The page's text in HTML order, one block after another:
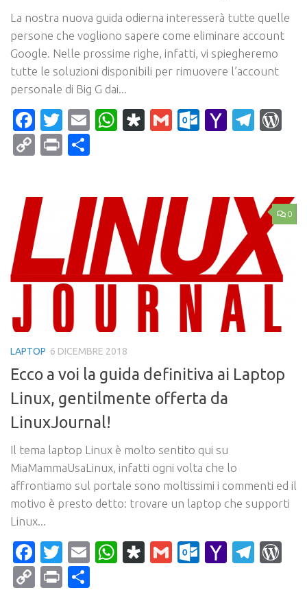
La nostra nuova guida odierna interesserà tutte quelle
persone che vogliono sapere come eliminare account
Google. Nelle prossime righe, infatti, vi spiegheremo
tutte le soluzioni disponibili per rimuovere l’account
personale di Big G dai...
Facebook
Twitter
EmailWhatsApp
Diaspora
Gmail Yahoo
CopyPrint
0
LAPTOP 6 DICEMBRE 2018
Ecco a voi la guida definitiva ai Laptop
Linux, gentilmente offerta da
LinuxJournal!
Il tema laptop Linux è molto sentito qui su
MiaMammaUsaLinux, infatti ogni volta che lo
affrontiamo sul portale sono moltissimi i commenti ed il
motivo è presto detto: trovare un laptop che supporti
Linux...
Facebook
Twitter
EmailWhatsApp
Diaspora
Gmail Yahoo
CopyPrint